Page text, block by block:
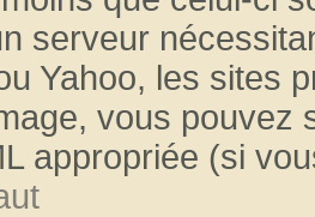
serveur
Yahoo, les sites
vous pouvez
appropriée (si